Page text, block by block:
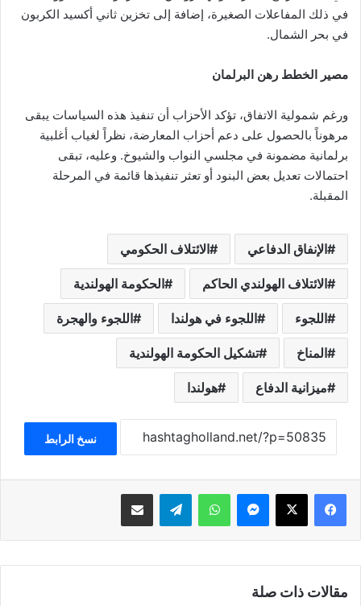
في ذلك المفاعلات الصغيرة، إضافة إلى تخزين ثاني أكسيد الكربون
في بحر الشمال.
مصير الخطط رهن البرلمان
ورغم شمولية الاتفاق، تؤكد الأحزاب أن تنفيذ هذه السياسات يبقى
مرهوناً بالحصول على دعم أحزاب المعارضة، نظراً لغياب أغلبية
برلمانية مضمونة في مجلسي النواب والشيوخ. وعليه، تبقى
احتمالات تعديل بعض البنود أو تعثر تنفيذها قائمة في المرحلة
المقبلة.
الإنفاق الدفاعي الائتلاف الحكومي
الائتلاف الهولندي الحاكم الحكومة الهولندية
اللجوء اللجوء في هولندا اللجوء والهجرة
المناخ تشكيل الحكومة الهولندية
ميزانية الدفاع هولندا
نسخ الرابط
فيسبوك ‫X ماسنجر واتساب تيلقرام مشاركة عبر البريد
مقالات ذات صلة